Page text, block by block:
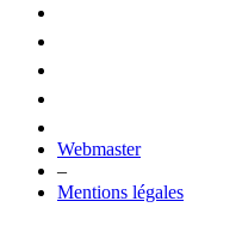
Webmaster
–
Mentions légales